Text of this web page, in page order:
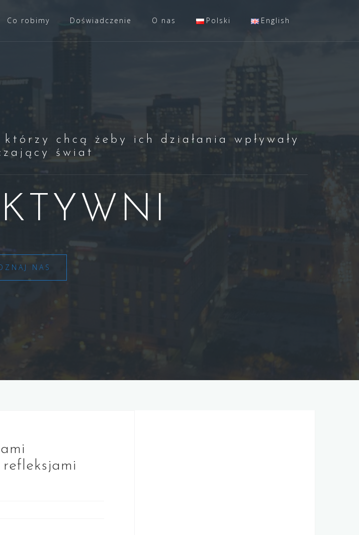
Co robimy Doświadczenie O nas Polski English
chcą żeby ich działania wpływały
świat
NAS